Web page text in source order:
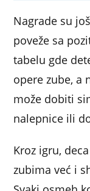
Nagrade su
poveže sa
tabelu gde
opere zube, a
može dobiti
nalepnice ili
Kroz igru,
zubima već i